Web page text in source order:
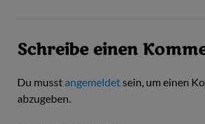
Schreibe einen
Du musstangemeldetsein, um einen
abzugeben.